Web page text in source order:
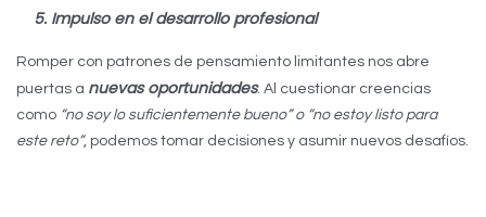
5. Impulso en el desarrollo profesional
Romper con patrones de pensamiento limitantes nos abre
puertas a nuevas oportunidades. Al cuestionar creencias
como “no soy lo suficientemente bueno” o “no estoy listo para
este reto”, podemos tomar decisiones y asumir nuevos desafíos.